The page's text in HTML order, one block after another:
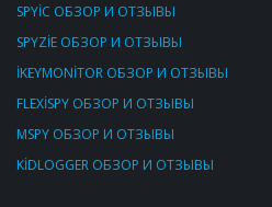
SPYİC ОБЗОР И ОТЗЫВЫ
SPYZİE ОБЗОР И ОТЗЫВЫ
İKEYMONİTOR ОБЗОР И ОТЗЫВЫ
FLEXİSPY ОБЗОР И ОТЗЫВЫ
MSPY ОБЗОР И ОТЗЫВЫ
KİDLOGGER ОБЗОР И ОТЗЫВЫ